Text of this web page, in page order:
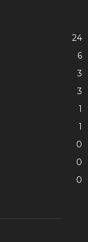
24
6
3
3
1
1
0
0
0